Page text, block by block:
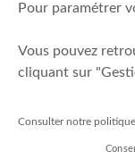
Mentions légales
Prévention de la
Pour paramétrer
Vous pouvez
cliquant sur
Consulter notre